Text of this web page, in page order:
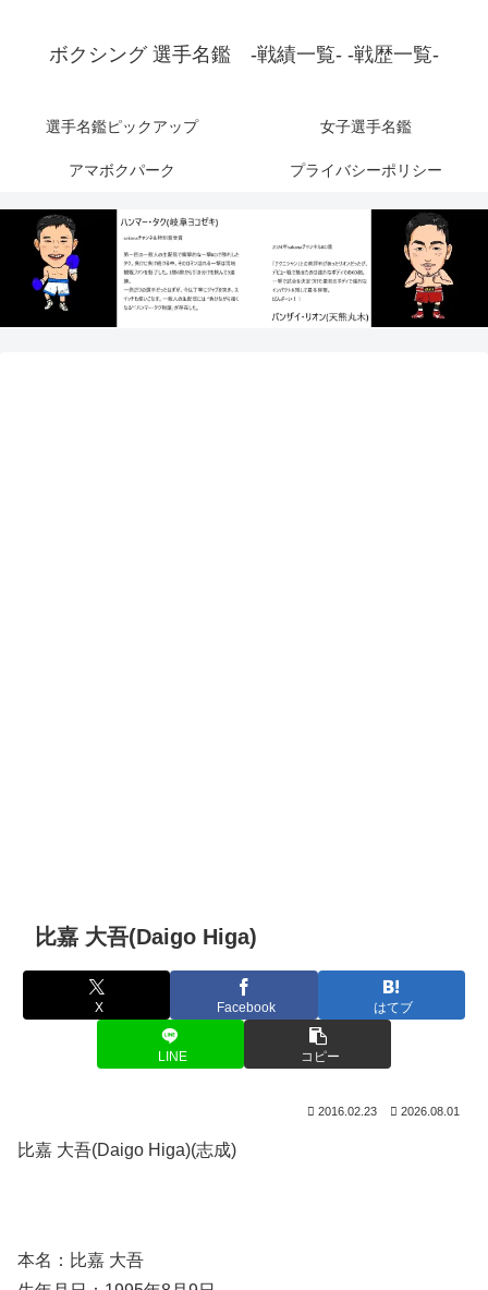
ボクシング 選手名鑑 -戦績一覧- -戦歴一覧-
選手名鑑ピックアップ 女子選手名鑑
アマボクパーク プライバシーポリシー
比嘉 大吾(Daigo Higa)
X Facebook はてブ
LINE コピー
2016.02.23 2026.08.01
比嘉 大吾(Daigo Higa)(志成)
本名：比嘉 大吾